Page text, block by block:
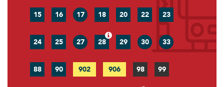
15 16 17 18 20 22 23
24 25 27 28 29 30 33
88 90 902 906 98 99